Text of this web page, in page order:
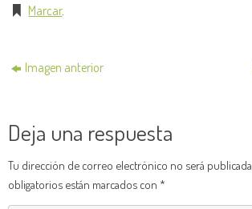
Marcar.
Imagen anterior
Deja una respuesta
Tu dirección de correo electrónico no será publicada.
obligatorios están marcados con *